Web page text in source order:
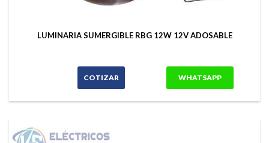
LUMINARIA SUMERGIBLE RBG 12W 12V ADOSABLE
COTIZAR WHATSAPP